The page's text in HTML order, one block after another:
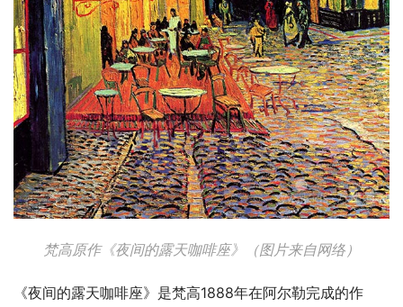
梵高原作《夜间的露天咖啡座》（图片来自网络）
《夜间的露天咖啡座》是梵高1888年在阿尔勒完成的作